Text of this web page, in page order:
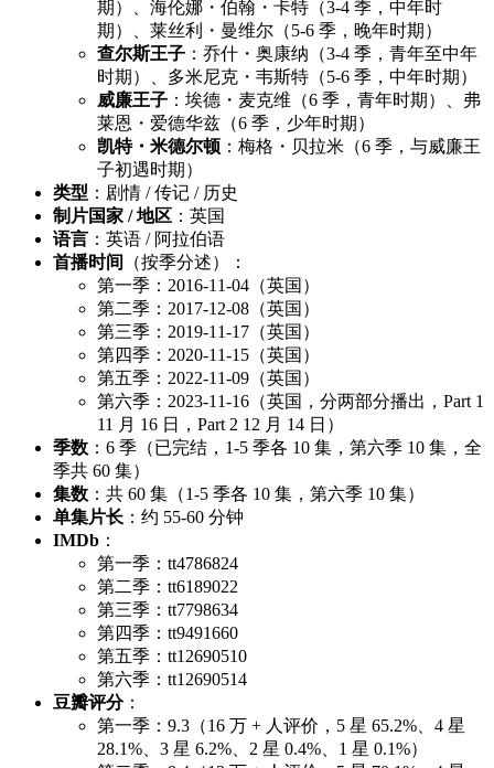
期）、海伦娜・伯翰・卡特（3-4 季，中年时
期）、莱丝利・曼维尔（5-6 季，晚年时期）
查尔斯王子 ：乔什・奥康纳（3-4 季，青年至中年
时期）、多米尼克・韦斯特（5-6 季，中年时期）
威廉王子 ：埃德・麦克维（6 季，青年时期）、弗
莱恩・爱德华兹（6 季，少年时期）
凯特・米德尔顿 ：梅格・贝拉米（6 季，与威廉王
子初遇时期）
类型 ：剧情 / 传记 / 历史
制片国家 / 地区 ：英国
语言 ：英语 / 阿拉伯语
首播时间
（按季分述）：
第一季：2016-11-04（英国）
第二季：2017-12-08（英国）
第三季：2019-11-17（英国）
第四季：2020-11-15（英国）
第五季：2022-11-09（英国）
第六季：2023-11-16（英国，分两部分播出，Part 1
11 月 16 日，Part 2 12 月 14 日）
季数 ：6 季（已完结，1-5 季各 10 集，第六季 10 集，全
季共 60 集）
集数 ：共 60 集（1-5 季各 10 集，第六季 10 集）
单集片长 ：约 55-60 分钟
IMDb ：
第一季：tt4786824
第二季：tt6189022
第三季：tt7798634
第四季：tt9491660
第五季：tt12690510
第六季：tt12690514
豆瓣评分：
第一季：9.3（16 万 + 人评价，5 星 65.2%、4 星
28.1%、3 星 6.2%、2 星 0.4%、1 星 0.1%）